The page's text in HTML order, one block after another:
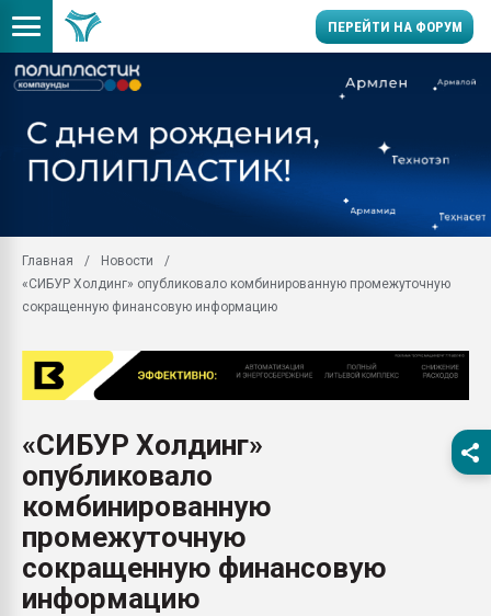
ПЕРЕЙТИ НА ФОРУМ
заводу пластмасс"
28.07.2026
первый план в
28.07.2026
ситуацией на
Главная
Новости
«СИБУР Холдинг» опубликовало комбинированную промежуточную
сокращенную финансовую информацию
«СИБУР Холдинг»
опубликовало
комбинированную
промежуточную
сокращенную финансовую
информацию